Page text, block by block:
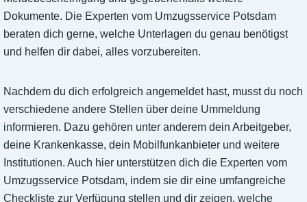
Dokumente. Die Experten vom Umzugsservice Potsdam
beraten dich gerne, welche Unterlagen du genau benötigst
und helfen dir dabei, alles vorzubereiten.
Nachdem du dich erfolgreich angemeldet hast, musst du noch
verschiedene andere Stellen über deine Ummeldung
informieren. Dazu gehören unter anderem dein Arbeitgeber,
deine Krankenkasse, dein Mobilfunkanbieter und weitere
Institutionen. Auch hier unterstützen dich die Experten vom
Umzugsservice Potsdam, indem sie dir eine umfangreiche
Checkliste zur Verfügung stellen und dir zeigen, welche